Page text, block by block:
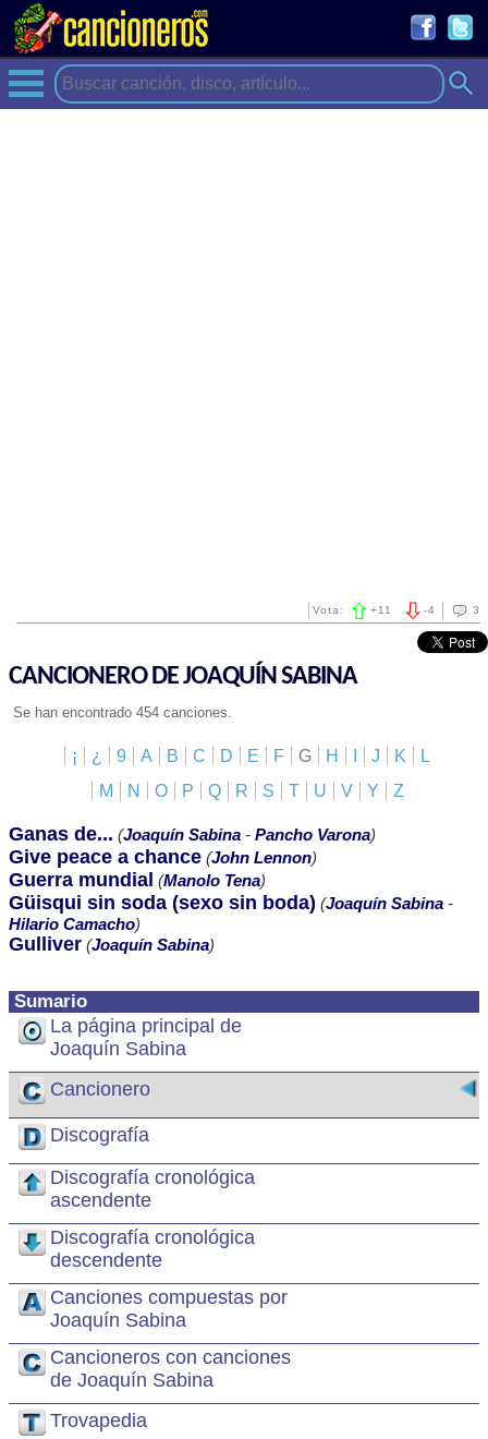
3
-4
Vota: +11
CANCIONERO DE JOAQUÍN SABINA
Se han encontrado 454 canciones.
¡ ¿ 9 A B C D E F G H J K
L
M
N O P Q R S T U V Y Z
Sumario
La página principal de
Joaquín Sabina
Cancionero
Discografía
Discografía cronológica
ascendente
Discografía cronológica
descendente
Canciones compuestas por
Joaquín Sabina
Cancioneros con canciones
de Joaquín Sabina
Trovapedia
Ganas de... (Joaquín Sabina - Pancho Varona)
Give peace a chance (John Lennon)
Guerra mundial (Manolo Tena)
Güisqui sin soda (sexo sin boda) (Joaquín Sabina -
Hilario Camacho)
Gulliver (Joaquín Sabina)